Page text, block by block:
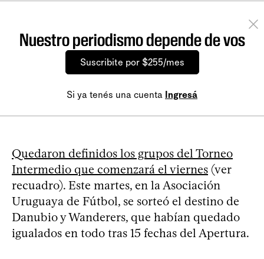
Nuestro periodismo depende de vos
Suscribite por $255/mes
Si ya tenés una cuenta Ingresá
Quedaron definidos los grupos del Torneo
Intermedio que comenzará el viernes (ver
recuadro). Este martes, en la Asociación
Uruguaya de Fútbol, se sorteó el destino de
Danubio y Wanderers, que habían quedado
igualados en todo tras 15 fechas del Apertura.